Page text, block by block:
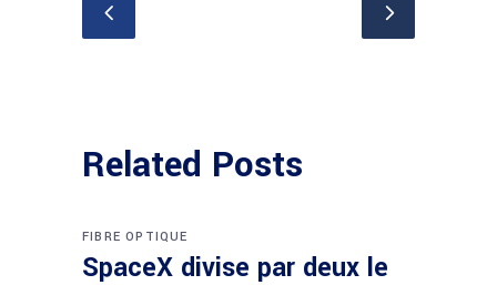
Related Posts
FIBRE OPTIQUE
SpaceX divise par deux le